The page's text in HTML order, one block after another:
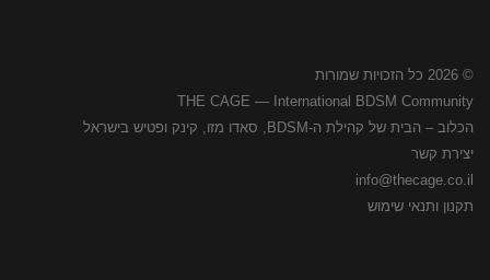
© 2026 כל הזכויות שמורות
THE CAGE — International BDSM Community
הכלוב – הבית של קהילת ה-BDSM, סאדו מזו, קינק ופטיש בישראל
יצירת קשר
info@thecage.co.il
תקנון ותנאי שימוש